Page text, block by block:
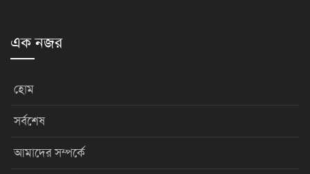
এক নজর
হোম
সর্বশেষ
আমাদের সম্পর্কে